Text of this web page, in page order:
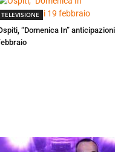
TELEVISIONE
“Domenica In”